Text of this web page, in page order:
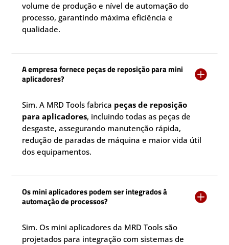
volume de produção e nível de automação do
processo, garantindo máxima eficiência e
qualidade.
A empresa fornece peças de reposição para mini
aplicadores?

Sim. A MRD Tools fabrica peças de reposição
para aplicadores, incluindo todas as peças de
desgaste, assegurando manutenção rápida,
redução de paradas de máquina e maior vida útil
dos equipamentos.
Os mini aplicadores podem ser integrados à
automação de processos?

Sim. Os mini aplicadores da MRD Tools são
projetados para integração com sistemas de